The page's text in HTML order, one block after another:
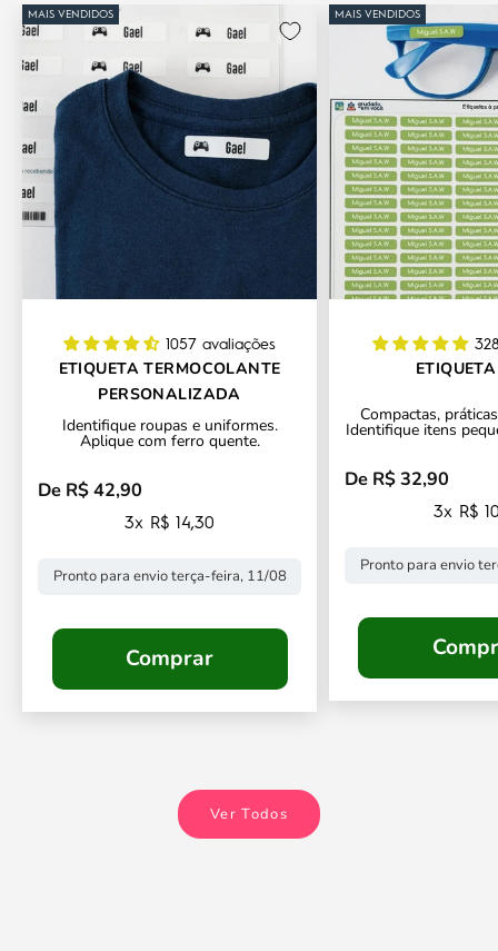
MAIS VENDIDOS
1057 avaliações
ETIQUETA TERMOCOLANTE
PERSONALIZADA
Identifique roupas e uniformes.
Aplique com ferro quente.
Preço promocional
De R$ 42,90
3x R$ 14,30
Pronto para envio terça-feira, 11/08
Comprar
MAIS VENDIDOS
Compactas,
Identifique itens
Preço promocional
De R$ 32,90
3x R$
Pronto para envio
Ver Todos